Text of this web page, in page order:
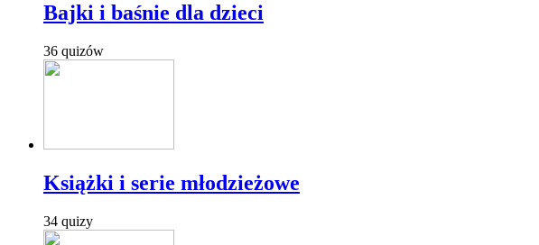
Bajki i baśnie dla dzieci
36 quizów
Książki i serie młodzieżowe
34 quizy